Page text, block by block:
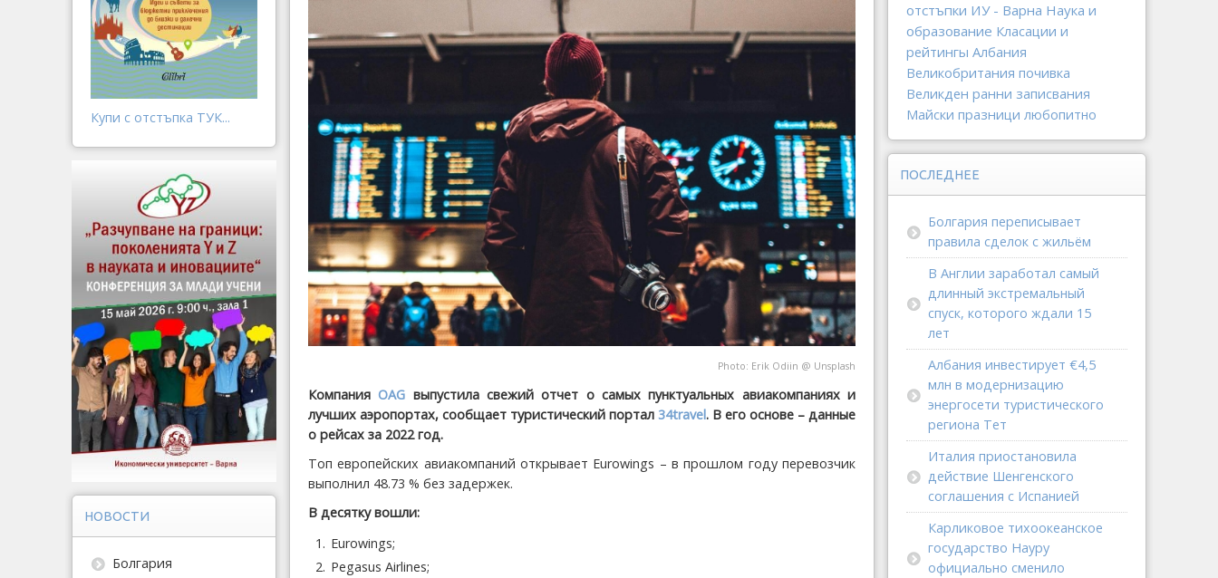
Photo: Erik Odiin @ Unsplash
Компания OAG выпустила свежий отчет о самых пунктуальных авиакомпаниях и
лучших аэропортах, сообщает туристический портал 34travel. В его основе – данные
о рейсах за 2022 год.
Топ европейских авиакомпаний открывает Eurowings – в прошлом году перевозчик
выполнил 48.73 % без задержек.
В десятку вошли:
Eurowings;
Pegasus Airlines;
Купи с отстъпка ТУК...
НОВОСТИ
Болгария
отстъпки ИУ - Варна Наука и
образование Класации и
рейтингы Албания
Великобритания почивка
Великден ранни записвания
Майски празници любопитно
ПОСЛЕДНЕЕ
Болгария переписывает
правила сделок с жильём
В Англии заработал самый
длинный экстремальный
спуск, которого ждали 15
лет
Албания инвестирует €4,5
млн в модернизацию
энергосети туристического
региона Тет
Италия приостановила
действие Шенгенского
соглашения с Испанией
Карликовое тихоокеанское
государство Науру
официально сменило